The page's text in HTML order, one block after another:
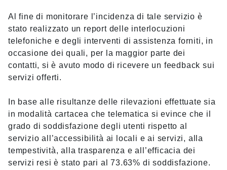
Al fine di monitorare l’incidenza di tale servizio è
stato realizzato un report delle interlocuzioni
telefoniche e degli interventi di assistenza forniti, in
occasione dei quali, per la maggior parte dei
contatti, si è avuto modo di ricevere un feedback sui
servizi offerti.
In base alle risultanze delle rilevazioni effettuate sia
in modalità cartacea che telematica si evince che il
grado di soddisfazione degli utenti rispetto al
servizio all’accessibilità ai locali e ai servizi, alla
tempestività, alla trasparenza e all’efficacia dei
servizi resi è stato pari al 73.63% di soddisfazione.